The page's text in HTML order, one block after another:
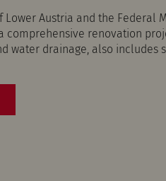
Lower Austria and the Federal
comprehensive renovation
water drainage, also includes